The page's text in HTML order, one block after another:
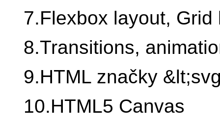
7.Flexbox layout, Grid
8.Transitions,
9.HTML značky
10.HTML5 Canvas